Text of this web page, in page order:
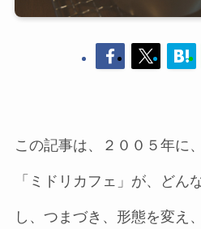
この記事は、２００５年に
「ミドリカフェ」が、どん
し、つまづき、形態を変え